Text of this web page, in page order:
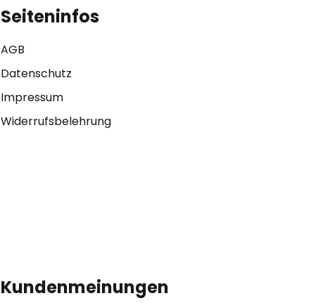
Seiteninfos
AGB
Datenschutz
Impressum
Widerrufsbelehrung
Kundenmeinungen